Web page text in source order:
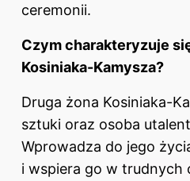
ceremonii.
Czym charakteryzuje
Kosiniaka-Kamysza?
Druga żona Kosiniaka-
sztuki oraz osoba
Wprowadza do jego
i wspiera go w trudnych